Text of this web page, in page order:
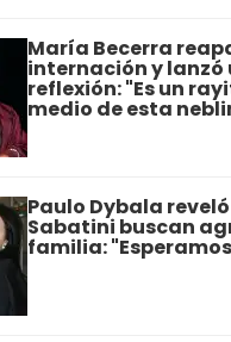
María Becerra
internación y
reflexión: "Es un
medio de esta
Paulo Dybala
Sabatini buscan
familia: